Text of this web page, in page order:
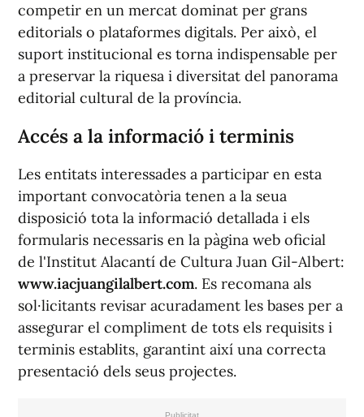
competir en un mercat dominat per grans
editorials o plataformes digitals. Per això, el
suport institucional es torna indispensable per
a preservar la riquesa i diversitat del panorama
editorial cultural de la província.
Accés a la informació i terminis
Les entitats interessades a participar en esta
important convocatòria tenen a la seua
disposició tota la informació detallada i els
formularis necessaris en la pàgina web oficial
de l'Institut Alacantí de Cultura Juan Gil-Albert:
www.iacjuangilalbert.com. Es recomana als
sol·licitants revisar acuradament les bases per a
assegurar el compliment de tots els requisits i
terminis establits, garantint així una correcta
presentació dels seus projectes.